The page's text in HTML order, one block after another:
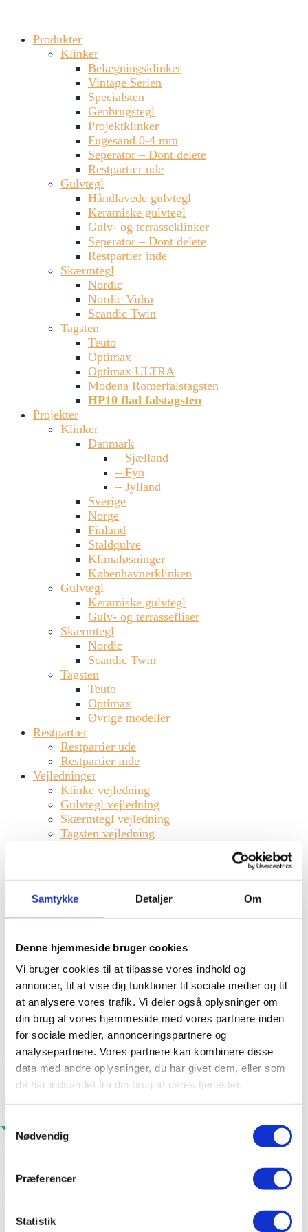
Samtykke Detaljer Om
Denne hjemmeside bruger cookies
Vi bruger cookies til at tilpasse vores indhold og
annoncer, til at vise dig funktioner til sociale medier og til
at analysere vores trafik. Vi deler også oplysninger om
din brug af vores hjemmeside med vores partnere inden
for sociale medier, annonceringspartnere og
analysepartnere. Vores partnere kan kombinere disse
data med andre oplysninger, du har givet dem, eller som
de har indsamlet fra din brug af deres tjenester.
Nødvendig
Præferencer
Statistik
Produkter
Klinker
Belægningsklinker
Vintage Serien
Specialsten
Genbrugstegl
Projektklinker
Fugesand 0-4 mm
Seperator – Dont delete
Restpartier ude
Gulvtegl
Håndlavede gulvtegl
Keramiske gulvtegl
Gulv- og terrasseklinker
Seperator – Dont delete
Restpartier inde
Skærmtegl
Nordic
Nordic Vidra
Scandic Twin
Tagsten
Teuto
Optimax
Optimax ULTRA
Modena Romerfalstagsten
HP10 flad falstagsten
Projekter
Klinker
Danmark
– Sjælland
– Fyn
– Jylland
Sverige
Norge
Finland
Staldgulve
Klimaløsninger
Københavnerklinken
Gulvtegl
Keramiske gulvtegl
Gulv- og terrassefliser
Skærmtegl
Nordic
Scandic Twin
Tagsten
Teuto
Optimax
Øvrige modeller
Restpartier
Restpartier ude
Restpartier inde
Vejledninger
Klinke vejledning
Gulvtegl vejledning
Skærmtegl vejledning
Tagsten vejledning
info@steffensten.dk
65 91 64 30
FB
INS
Teuto
Optimax
Optimax ULTRA
Modena Romerfalstagsten
HP10 flad falstagsten
Flade falstagsten
Den store modulære størrelse på HP10 kombineres med en
HP10 er et naturligt og omkostningseffektivt alternativ til mange
større formater af betontagsten og skifer.
HP10 giver med sin tynde, tilspidsende forkant en elegant
tagløsning. Den lægges i forbandt og understøttes af et omfattende